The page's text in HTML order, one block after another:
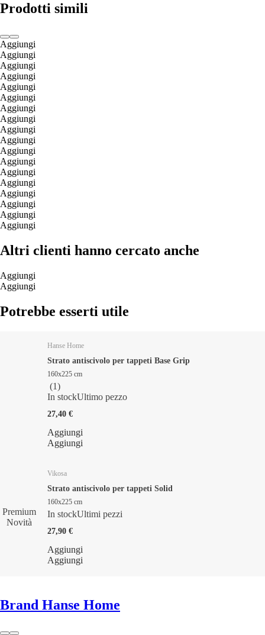
Prodotti simili
Aggiungi
Aggiungi
Aggiungi
Aggiungi
Aggiungi
Aggiungi
Aggiungi
Aggiungi
Aggiungi
Aggiungi
Aggiungi
Aggiungi
Aggiungi
Aggiungi
Aggiungi
Aggiungi
Aggiungi
Aggiungi
Altri clienti hanno cercato anche
Aggiungi
Aggiungi
Potrebbe esserti utile
Hanse Home
Strato antiscivolo per tappeti Base Grip
160x225 cm
(1)
In stockUltimo pezzo
27,40 €
Aggiungi
Aggiungi
Premium
Novità
Vikosa
Strato antiscivolo per tappeti Solid
160x225 cm
In stockUltimi pezzi
27,90 €
Aggiungi
Aggiungi
Brand Hanse Home